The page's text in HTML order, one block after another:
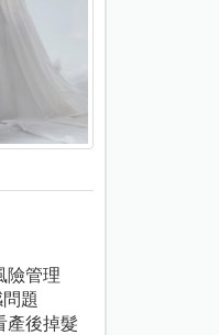
險管理
題
產後掉髮